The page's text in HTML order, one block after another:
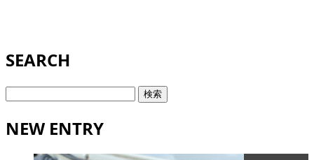
SEARCH
検
NEW ENTRY